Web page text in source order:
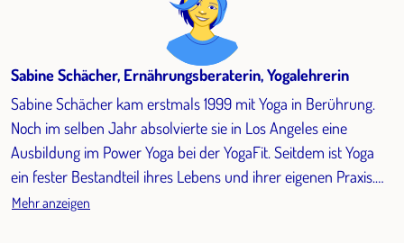
Sabine Schächer, Ernährungsberaterin, Yogalehrerin
Sabine Schächer kam erstmals 1999 mit Yoga in Berührung.
Noch im selben Jahr absolvierte sie in Los Angeles eine
Ausbildung im Power Yoga bei der YogaFit. Seitdem ist Yoga
ein fester Bestandteil ihres Lebens und ihrer eigenen Praxis.
2014 folgte eine 200-Stunden-Ausbildung im Vinyasa Yoga
Mehr anzeigen